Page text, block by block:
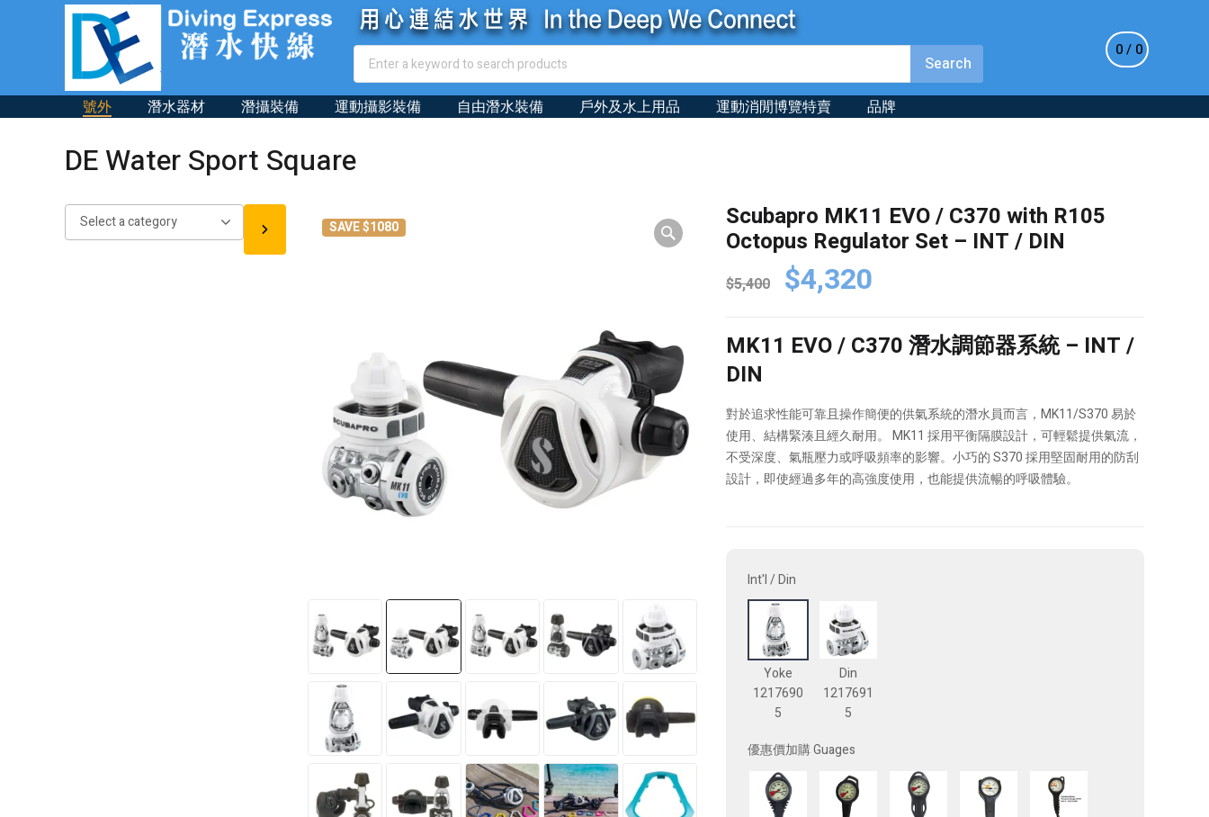
0 0
號外 潛水器材 潛攝裝備 運動攝影裝備 自由潛水裝備 戶外及水上用品 運動消閒博覽特賣 品牌
DE Water Sport Square
Select
SAVE $1080
Scubapro MK11 EVO / C370 with R105
Octopus Regulator Set – INT / DIN
$5,400 Original
price
was:
$5,400.
$4,320
is:
$4,320.
MK11 EVO / C370 潛水調節器系統 – INT /
DIN
對於追求性能可靠且操作簡便的供氣系統的潛水員而言，MK11/S370 易於
使用、結構緊湊且經久耐用。 MK11 採用平衡隔膜設計，可輕鬆提供氣流，
不受深度、氣瓶壓力或呼吸頻率的影響。小巧的 S370 採用堅固耐用的防刮
設計，即使經過多年的高強度使用，也能提供流暢的呼吸體驗。
Int'l / Din
Yoke
1217690
5
Din
1217691
5
優惠價加購 Guages